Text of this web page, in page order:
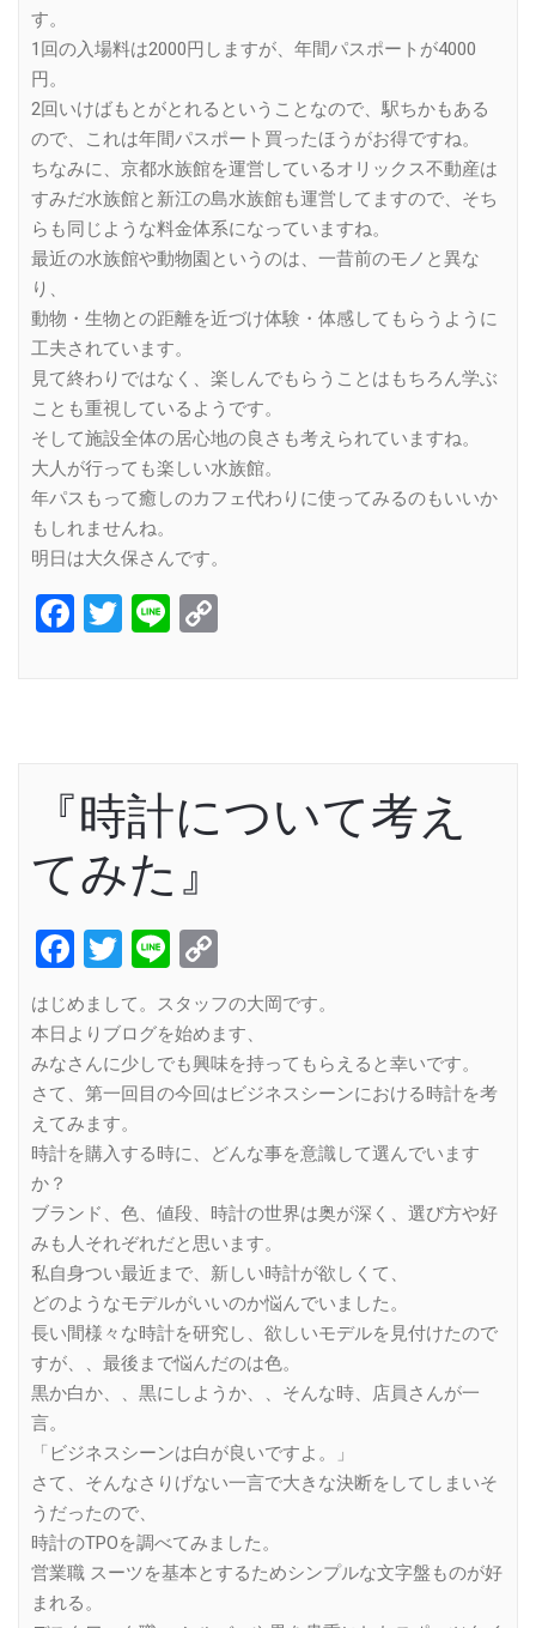
す。
1回の入場料は2000円しますが、年間パスポートが4000
円。
2回いけばもとがとれるということなので、駅ちかもある
ので、これは年間パスポート買ったほうがお得ですね。
ちなみに、京都水族館を運営しているオリックス不動産は
すみだ水族館と新江の島水族館も運営してますので、そち
らも同じような料金体系になっていますね。
最近の水族館や動物園というのは、一昔前のモノと異な
り、
動物・生物との距離を近づけ体験・体感してもらうように
工夫されています。
見て終わりではなく、楽しんでもらうことはもちろん学ぶ
ことも重視しているようです。
そして施設全体の居心地の良さも考えられていますね。
大人が行っても楽しい水族館。
年パスもって癒しのカフェ代わりに使ってみるのもいいか
もしれませんね。
明日は大久保さんです。
Facebook
Twitter
Line
『時計について考え
てみた』
Facebook
Twitter
Line
Link
はじめまして。スタッフの大岡です。
本日よりブログを始めます、
みなさんに少しでも興味を持ってもらえると幸いです。
さて、第一回目の今回はビジネスシーンにおける時計を考
えてみます。
時計を購入する時に、どんな事を意識して選んでいます
か？
ブランド、色、値段、時計の世界は奥が深く、選び方や好
みも人それぞれだと思います。
私自身つい最近まで、新しい時計が欲しくて、
どのようなモデルがいいのか悩んでいました。
長い間様々な時計を研究し、欲しいモデルを見付けたので
すが、、最後まで悩んだのは色。
黒か白か、、黒にしようか、、そんな時、店員さんが一
言。
「ビジネスシーンは白が良いですよ。」
さて、そんなさりげない一言で大きな決断をしてしまいそ
うだったので、
時計のTPOを調べてみました。
営業職 スーツを基本とするためシンプルな文字盤ものが好
まれる。